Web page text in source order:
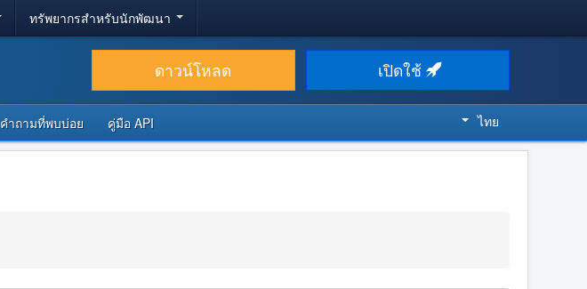
ทรัพยากรสำหรับนักพัฒนา
ดาวน์โหลด เปิดใช้
คำถามที่พบบ่อย คู่มือ API ไทย